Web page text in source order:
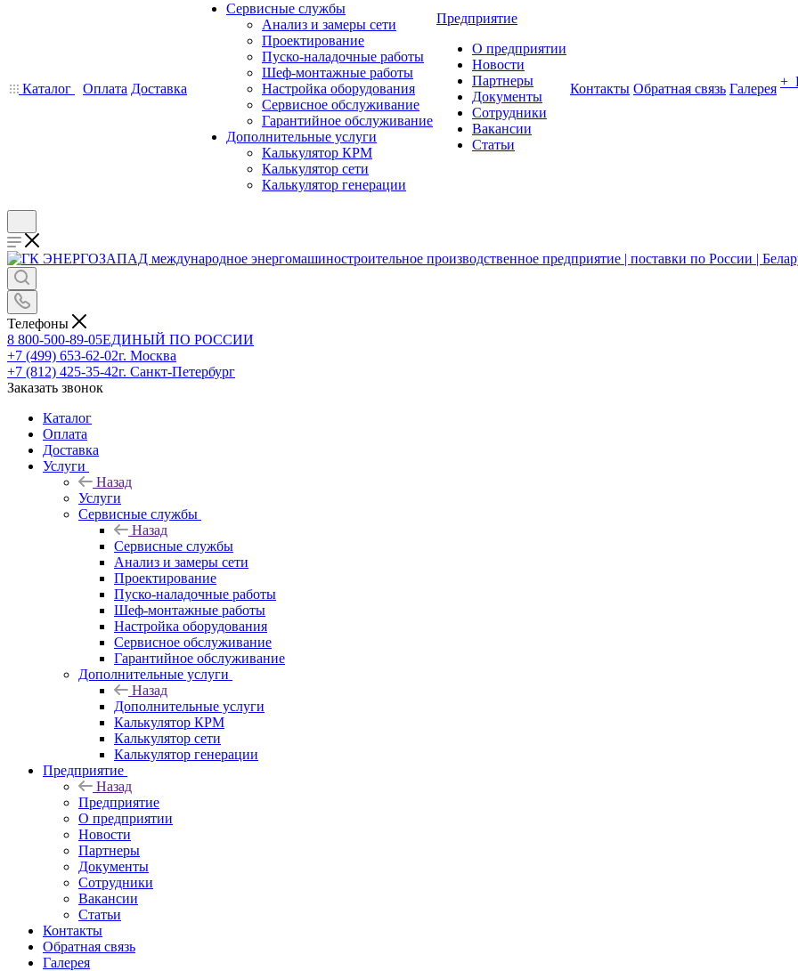
Каталог Оплата Доставка
Сервисные службы
Анализ и замеры сети
Проектирование
Пуско-наладочные работы
Шеф-монтажные работы
Настройка оборудования
Сервисное обслуживание
Гарантийное обслуживание
Дополнительные услуги
Калькулятор КРМ
Калькулятор сети
Калькулятор генерации
Предприятие
О предприятии
Новости
Партнеры
Документы
Сотрудники
Вакансии
Статьи
Контакты Обратная связь Галерея +
Телефоны
8 800-500-89-05ЕДИНЫЙ ПО РОССИИ
+7 (499) 653-62-02г. Москва
+7 (812) 425-35-42г. Санкт-Петербург
Заказать звонок
Каталог
Оплата
Доставка
Услуги
Назад
Услуги
Сервисные службы
Назад
Сервисные службы
Анализ и замеры сети
Проектирование
Пуско-наладочные работы
Шеф-монтажные работы
Настройка оборудования
Сервисное обслуживание
Гарантийное обслуживание
Дополнительные услуги
Назад
Дополнительные услуги
Калькулятор КРМ
Калькулятор сети
Калькулятор генерации
Предприятие
Назад
Предприятие
О предприятии
Новости
Партнеры
Документы
Сотрудники
Вакансии
Статьи
Контакты
Обратная связь
Галерея